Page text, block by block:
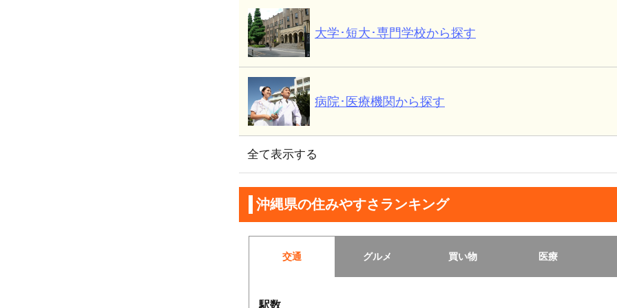
大学･短大･専門学校から探す
病院･医療機関から探す
全て表示する
沖縄県の住みやすさランキング
交通 グルメ 買い物 医療
駅数